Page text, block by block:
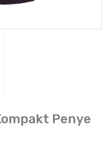
Penye